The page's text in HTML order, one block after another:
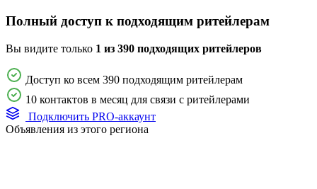
Полный доступ к подходящим ритейлерам
Вы видите только 1 из 390 подходящих ритейлеров
Доступ ко всем 390 подходящим ритейлерам
10 контактов в месяц для связи с ритейлерами
Подключить PRO-аккаунт
Объявления из этого региона